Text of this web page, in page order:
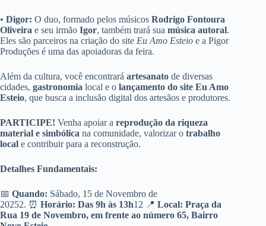
• Digor: O duo, formado pelos músicos Rodrigo Fontoura
Oliveira e seu irmão Igor, também trará sua música autoral.
Eles são parceiros na criação do site Eu Amo Esteio e a Pigor
Produções é uma das apoiadoras da feira.
Além da cultura, você encontrará artesanato de diversas
cidades, gastronomia local e o lançamento do site Eu Amo
Esteio, que busca a inclusão digital dos artesãos e produtores.
PARTICIPE! Venha apoiar a reprodução da riqueza
material e simbólica na comunidade, valorizar o trabalho
local e contribuir para a reconstrução.
Detalhes Fundamentais:
📅 Quando: Sábado, 15 de Novembro de
20252. ⏰ Horário: Das 9h às 13h12 📍 Local: Praça da
Rua 19 de Novembro, em frente ao número 65, Bairro